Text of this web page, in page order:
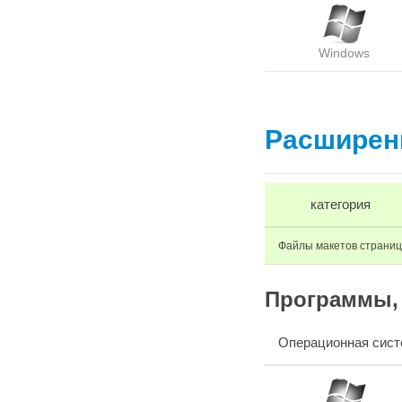
Windows
категория
Файлы макетов страниц
Программы,
Операционная